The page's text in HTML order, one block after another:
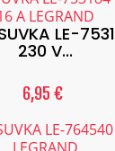
LE-
230 V...
6,95 €